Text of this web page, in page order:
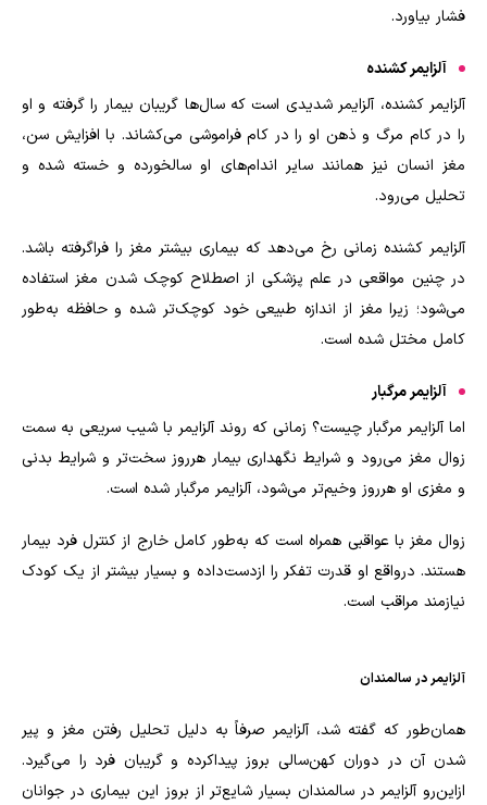
فشار بیاورد.
آلزایمر کشنده
آلزایمر کشنده، آلزایمر شدیدی است که سال‌ها گریبان بیمار را گرفته و او
را در کام مرگ و ذهن او را در کام فراموشی می‌کشاند. با افزایش سن،
مغز انسان نیز همانند سایر اندام‌های او سالخورده و خسته شده و
تحلیل می‌رود.
آلزایمر کشنده زمانی رخ می‌دهد که بیماری بیشتر مغز را فراگرفته باشد.
در چنین مواقعی در علم پزشکی از اصطلاح کوچک شدن مغز استفاده
می‌شود؛ زیرا مغز از اندازه طبیعی خود کوچک‌تر شده و حافظه به‌طور
کامل مختل شده است.
آلزایمر مرگبار
اما آلزایمر مرگبار چیست؟ زمانی که روند آلزایمر با شیب سریعی به سمت
زوال مغز می‌رود و شرایط نگهداری بیمار هرروز سخت‌تر و شرایط بدنی
و مغزی او هرروز وخیم‌تر می‌شود، آلزایمر مرگبار شده است.
زوال مغز با عواقبی همراه است که به‌طور کامل خارج از کنترل فرد بیمار
هستند. درواقع او قدرت تفکر را ازدست‌داده و بسیار بیشتر از یک کودک
نیازمند مراقب است.
آلزایمر در سالمندان
همان‌طور که گفته شد، آلزایمر صرفاً به دلیل تحلیل رفتن مغز و پیر
شدن آن در دوران کهن‌سالی بروز پیداکرده و گریبان فرد را می‌گیرد.
ازاین‌رو آلزایمر در سالمندان بسیار شایع‌تر از بروز این بیماری در جوانان